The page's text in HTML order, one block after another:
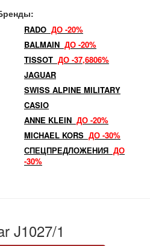
RADO ДО -20%
BALMAIN ДО -20%
TISSOT ДО -37,6806%
JAGUAR
SWISS ALPINE MILITARY
CASIO
ANNE KLEIN ДО -20%
MICHAEL KORS ДО -30%
СПЕЦПРЕДЛОЖЕНИЯ ДО
-30%
J1027/1